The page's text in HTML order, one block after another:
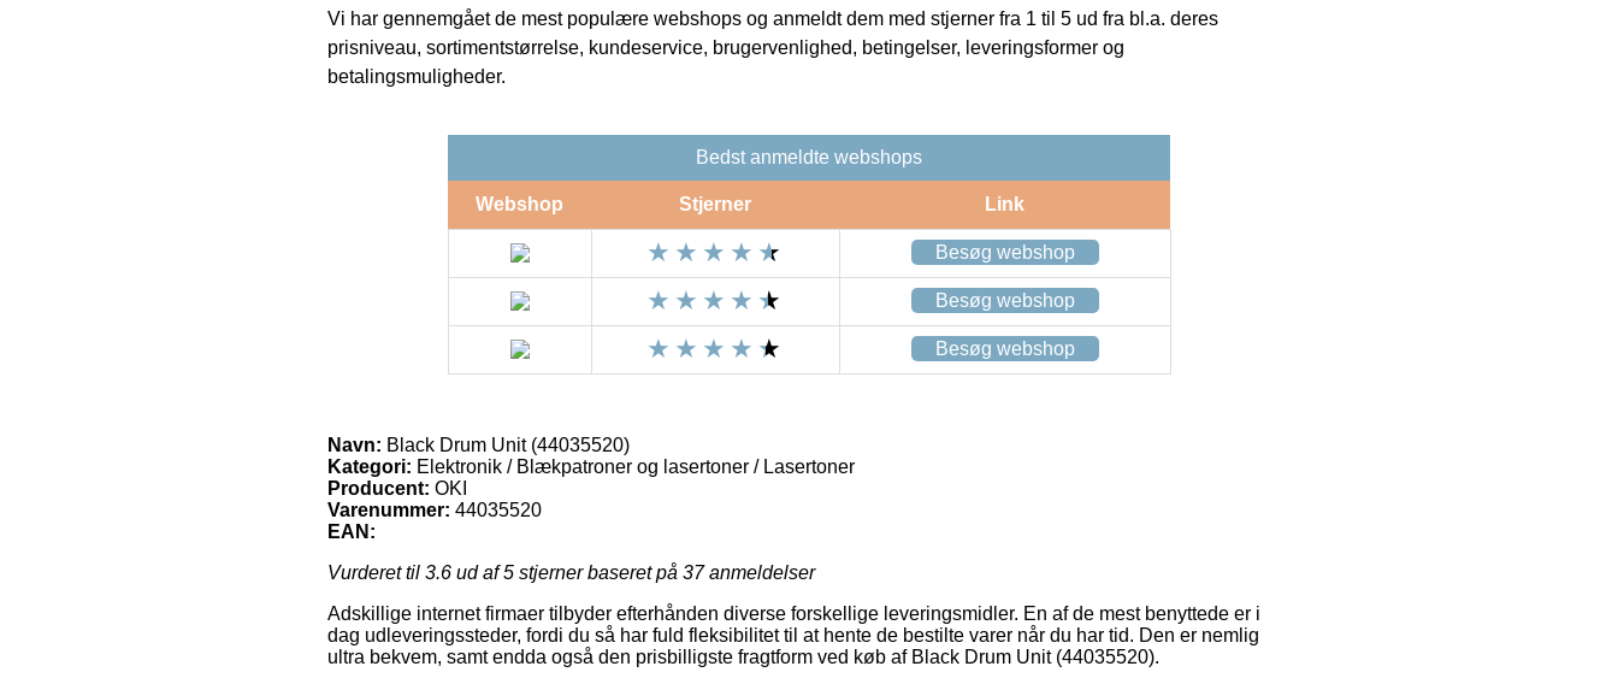
Vi har gennemgået de mest populære webshops og anmeldt dem med stjerner fra 1 til 5 ud fra bl.a. deres
prisniveau, sortimentstørrelse, kundeservice, brugervenlighed, betingelser, leveringsformer og
betalingsmuligheder.
Bedst anmeldte webshops
Webshop Stjerner Link
Besøg webshop
Besøg webshop
Besøg webshop
Navn: Black Drum Unit (44035520)
Kategori: Elektronik / Blækpatroner og lasertoner / Lasertoner
Producent: OKI
Varenummer: 44035520
EAN:
Vurderet til 3.6 ud af 5 stjerner baseret på 37anmeldelser
Adskillige internet firmaer tilbyder efterhånden diverse forskellige leveringsmidler. En af de mest benyttede er i
dag udleveringssteder, fordi du så har fuld fleksibilitet til at hente de bestilte varer når du har tid. Den er nemlig
ultra bekvem, samt endda også den prisbilligste fragtform ved køb af Black Drum Unit (44035520).